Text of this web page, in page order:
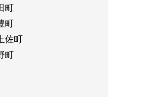
町
町
佐町
町